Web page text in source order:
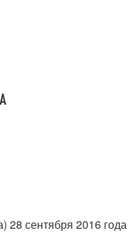
28 сентября 2016 года